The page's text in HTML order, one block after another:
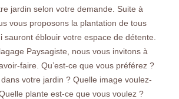
jardin selon votre demande. Suite à
vous proposons la plantation de tous
sauront éblouir votre espace de détente.
Paysagiste, nous vous invitons à
faire. Qu’est-ce que vous préférez ?
votre jardin ? Quelle image voulez-
plante est-ce que vous voulez ?